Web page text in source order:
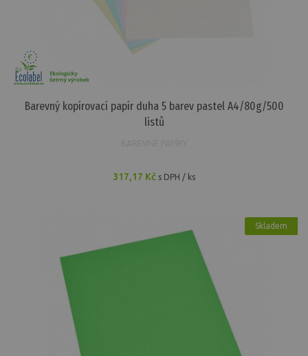
Barevný kopírovací papír duha 5 barev pastel A4/80g/500
listů
317,17 Kč s DPH / ks
Skladem